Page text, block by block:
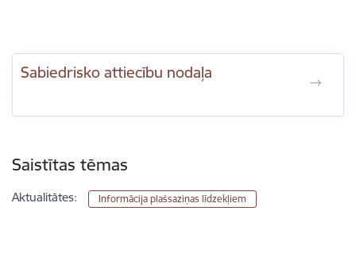
Sabiedrisko attiecību nodaļa
Saistītas tēmas
Aktualitātes: Informācija plašsaziņas līdzekļiem